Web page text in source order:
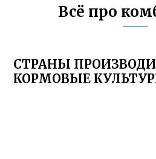
Всё про
СТРАНЫ
КОРМОВЫЕ